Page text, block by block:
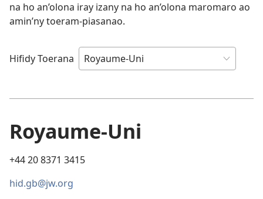
na ho an’olona iray izany na ho an’olona maromaro ao
amin’ny toeram-piasanao.
Hifidy Toerana
Royaume-Uni
+44 20 8371 3415
hid.gb@jw.org